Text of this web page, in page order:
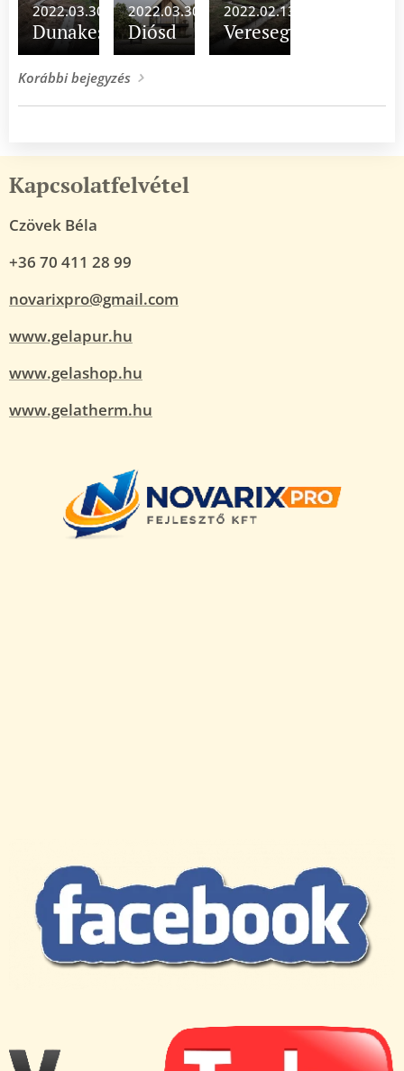
2022.03.30
Dunakeszi
2022.03.30
Diósd
2022.02.13
Veresegyház
Korábbi bejegyzés
Kapcsolatfelvétel
Czövek Béla
+36 70 411 28 99
novarixpro@gmail.com
www.gelapur.hu
www.gelashop.hu
www.gelatherm.hu